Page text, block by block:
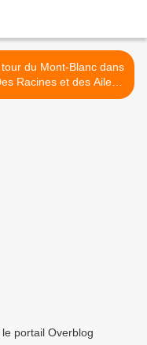
tour du Mont-Blanc dans
Racines et des Ailes
patrimpine sur
portail Overblog